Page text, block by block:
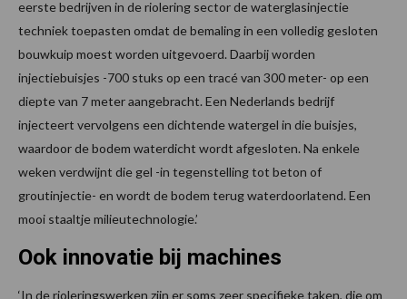
eerste bedrijven in de riolering sector de waterglasinjectie
techniek toepasten omdat de bemaling in een volledig gesloten
bouwkuip moest worden uitgevoerd. Daarbij worden
injectiebuisjes -700 stuks op een tracé van 300 meter- op een
diepte van 7 meter aangebracht. Een Nederlands bedrijf
injecteert vervolgens een dichtende watergel in die buisjes,
waardoor de bodem waterdicht wordt afgesloten. Na enkele
weken verdwijnt die gel -in tegenstelling tot beton of
groutinjectie- en wordt de bodem terug waterdoorlatend. Een
mooi staaltje milieutechnologie.’
Ook innovatie bij machines
‘In de rioleringswerken zijn er soms zeer specifieke taken, die om